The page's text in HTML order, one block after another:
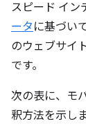
スピード イン
ータ に基づい
のウェブサイ
です。
次の表に、モ
釈方法を示しま